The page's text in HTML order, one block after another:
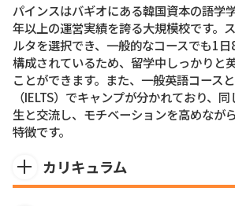
パインスはバギオにある韓国資本の語学
年以上の運営実績を誇る大規模校です。
ルタを選択でき、一般的なコースでも1
構成されているため、留学中しっかりと
ことができます。また、一般英語コース
（IELTS）でキャンプが分かれており、
生と交流し、モチベーションを高めなが
特徴です。
カリキュラム